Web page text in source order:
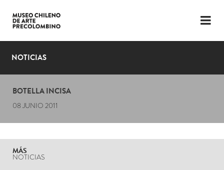
LENGUAJE
PLANIFICA TU VISITA
EXPOSICIONES
EL MUSEO
NOTICIAS
NOTICIAS
BOTELLA INCISA
08 JUNIO 2011
MÁS
NOTICIAS